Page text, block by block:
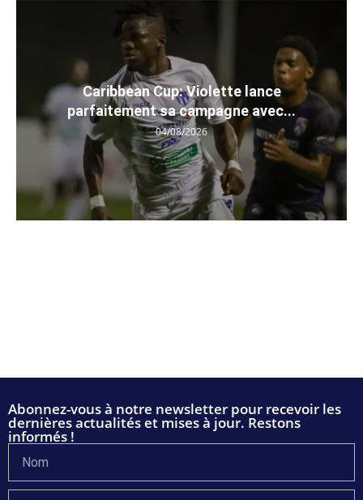
Caribbean Cup: Violette lance
parfaitement sa campagne avec...
04/08/2026
Abonnez-vous à notre newsletter pour recevoir les
dernières actualités et mises à jour. Restons
informés !